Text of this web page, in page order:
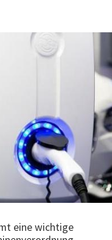
eine wichtige